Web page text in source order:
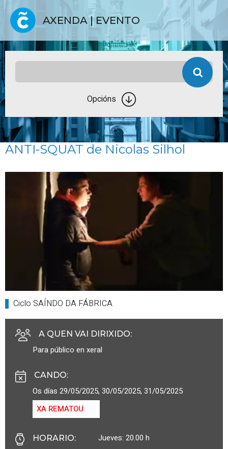
AXENDA | EVENTO
Opcións
ANTI-SQUAT de Nicolas Silhol
Ciclo SAÍNDO DA FÁBRICA
A QUEN VAI DIRIXIDO:
Para público en xeral
CANDO:
Os días 29/05/2025, 30/05/2025, 31/05/2025
XA REMATOU
HORARIO:
Jueves: 20.00 h